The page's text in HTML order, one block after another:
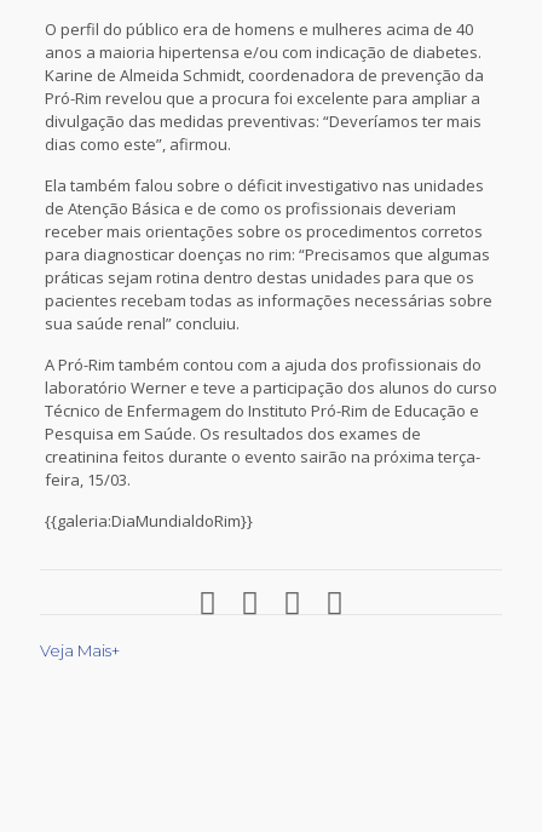
O perfil do público era de homens e mulheres acima de 40
anos a maioria hipertensa e/ou com indicação de diabetes.
Karine de Almeida Schmidt, coordenadora de prevenção da
Pró-Rim revelou que a procura foi excelente para ampliar a
divulgação das medidas preventivas: “Deveríamos ter mais
dias como este”, afirmou.
Ela também falou sobre o déficit investigativo nas unidades
de Atenção Básica e de como os profissionais deveriam
receber mais orientações sobre os procedimentos corretos
para diagnosticar doenças no rim: “Precisamos que algumas
práticas sejam rotina dentro destas unidades para que os
pacientes recebam todas as informações necessárias sobre
sua saúde renal” concluiu.
A Pró-Rim também contou com a ajuda dos profissionais do
laboratório Werner e teve a participação dos alunos do curso
Técnico de Enfermagem do Instituto Pró-Rim de Educação e
Pesquisa em Saúde. Os resultados dos exames de
creatinina feitos durante o evento sairão na próxima terça-
feira, 15/03.
{{galeria:DiaMundialdoRim}}
Veja Mais+